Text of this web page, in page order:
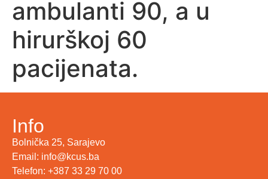
ambulanti 90, a u
hirurškoj 60
pacijenata.
Info
Bolnička 25, Sarajevo
Email: info@kcus.ba
Telefon: +387 33 29 70 00